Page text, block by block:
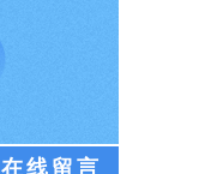
在线留言